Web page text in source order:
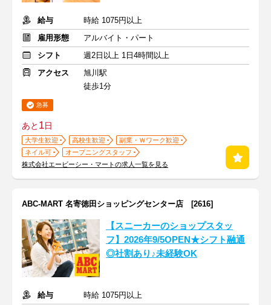
給与
時給 1075円以上
雇用形態
アルバイト・パート
シフト
週2日以上 1日4時間以上
アクセス
旭川駅
徒歩1分
急募
あと 1日
大学生歓迎 高校生歓迎
副業・Ｗワーク歓迎
ネイル可
オープニングスタッフ
株式会社エービーシー・マートの求人一覧を見る
ABC-MART 名寄徳田ショッピングセンター店 [2616]
【スニーカーのショップスタッ
フ】2026年9/5OPEN★シフト融通
◎社割あり♪未経験OK
給与
時給 1075円以上